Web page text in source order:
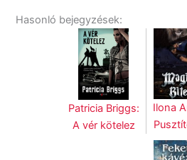
Hasonló bejegyzések:
Patricia Briggs:
A vér kötelez
Ilona